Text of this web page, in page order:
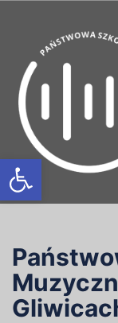
Otwórz